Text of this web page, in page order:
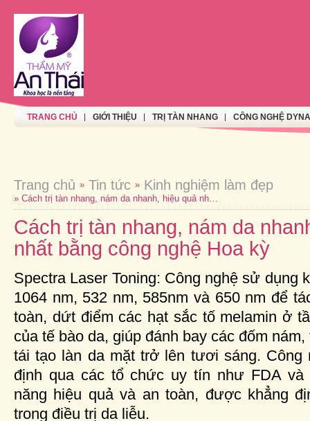
TRANG CHỦ GIỚI THIỆU TRỊ TÀN NHANG CÔNG NGHỆ
Trang chủ » Tin tức » Kinh nghiệm làm đẹp
» Cách trị tàn nhang, nám da nhanh, hiệu quả nhất bằng công nghệ Hoa kỳ
Cách trị tàn nhang, nám da
nhất bằng công nghệ Hoa kỳ
Spectra Laser Toning: Công nghệ sử dụng
1064 nm, 532 nm, 585nm và 650 nm để
toàn, dứt điểm các hạt sắc tố melamin ở
của tế bào da, giúp đánh bay các đốm
tái tạo làn da mặt trở lên tươi sáng. Công
định qua các tổ chức uy tín như FDA và
năng hiệu quả và an toàn, được khẳng
trong điều trị da liễu.